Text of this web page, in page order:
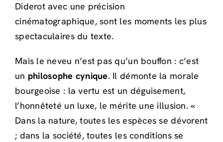
Diderot avec une précision
cinématographique, sont les moments les plus
spectaculaires du texte.
Mais le neveu n’est pas qu’un bouffon : c’est
un philosophe cynique. Il démonte la morale
bourgeoise : la vertu est un déguisement,
l’honnêteté un luxe, le mérite une illusion. «
Dans la nature, toutes les espèces se dévorent
; dans la société, toutes les conditions se